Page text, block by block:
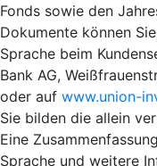
Fonds sowie den
Dokumente können
Sprache beim
Bank AG,
oder auf www.union-
Sie bilden die allein
Eine
Sprache und weitere